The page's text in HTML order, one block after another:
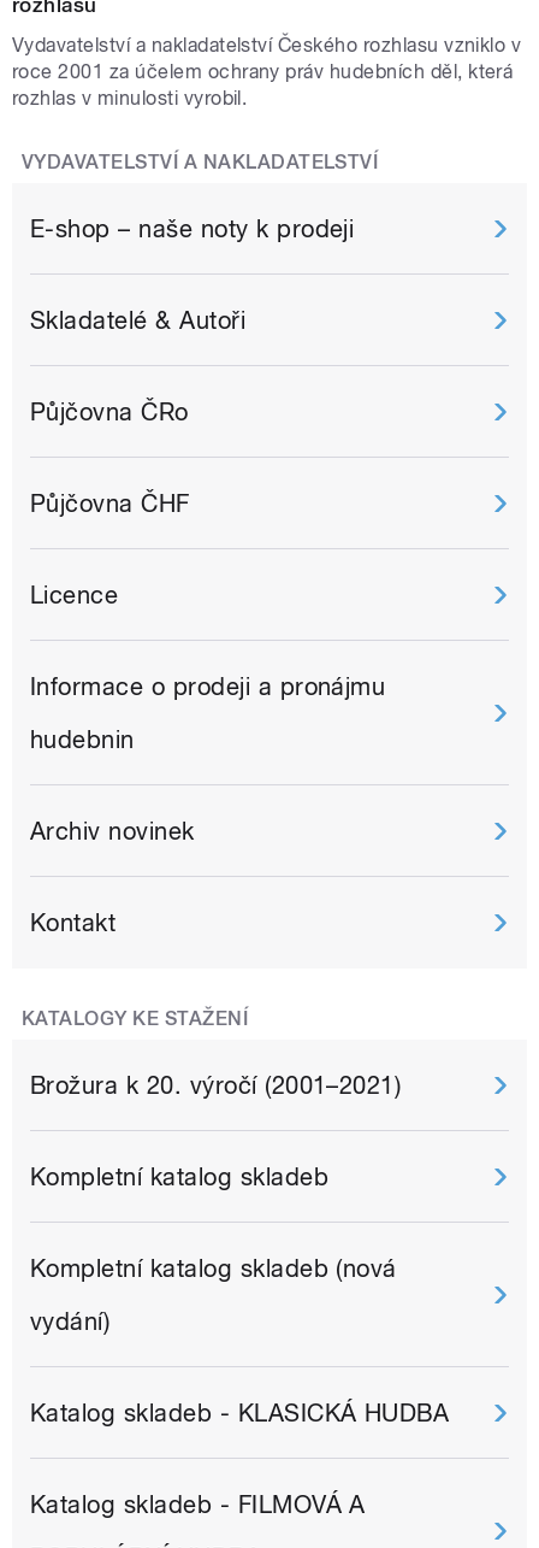
Vydavatelství a nakladatelství Českého rozhlasu vzniklo v
roce 2001 za účelem ochrany práv hudebních děl, která
rozhlas v minulosti vyrobil.
VYDAVATELSTVÍ A NAKLADATELSTVÍ
E-shop – naše noty k prodeji
Skladatelé & Autoři
Půjčovna ČRo
Půjčovna ČHF
Licence
Informace o prodeji a pronájmu
hudebnin
Archiv novinek
Kontakt
KATALOGY KE STAŽENÍ
Brožura k 20. výročí (2001–2021)
Kompletní katalog skladeb
Kompletní katalog skladeb (nová
vydání)
Katalog skladeb - KLASICKÁ HUDBA
Katalog skladeb - FILMOVÁ A